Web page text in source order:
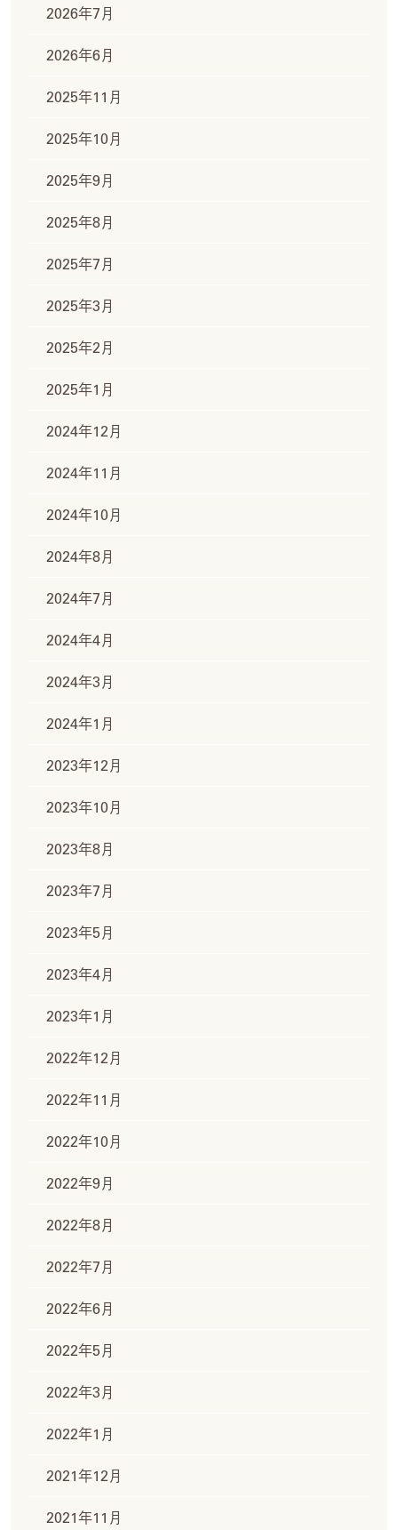
2026年7月
2026年6月
2025年11月
2025年10月
2025年9月
2025年8月
2025年7月
2025年3月
2025年2月
2025年1月
2024年12月
2024年11月
2024年10月
2024年8月
2024年7月
2024年4月
2024年3月
2024年1月
2023年12月
2023年10月
2023年8月
2023年7月
2023年5月
2023年4月
2023年1月
2022年12月
2022年11月
2022年10月
2022年9月
2022年8月
2022年7月
2022年6月
2022年5月
2022年3月
2022年1月
2021年12月
2021年11月